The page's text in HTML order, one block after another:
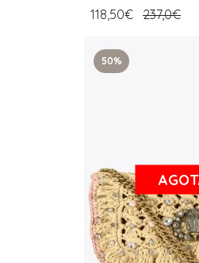
118,50€ 237,0€
50%